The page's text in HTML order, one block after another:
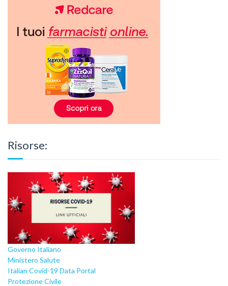
Risorse:
Governo Italiano
Ministero Salute
Italian Covid-19 Data Portal
Protezione Civile